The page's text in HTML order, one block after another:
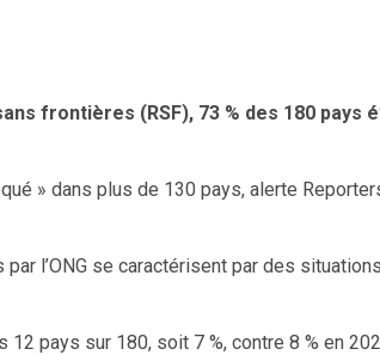
frontières (RSF), 73 % des 180
» dans plus de 130 pays, alerte
l’ONG se caractérisent par des
pays sur 180, soit 7 %, contre 8 % en